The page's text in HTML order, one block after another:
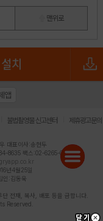
맨 위로
앱
불법촬영물 신고센터 제휴광고문의
대표이사:송현두
8635 팩스:02-6265-0377
년4월25일
인:김동욱
전재, 복사, 배포 등을 금합니다.
Reserved.